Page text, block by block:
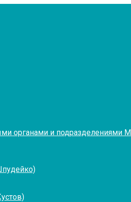
органами и подразделениями